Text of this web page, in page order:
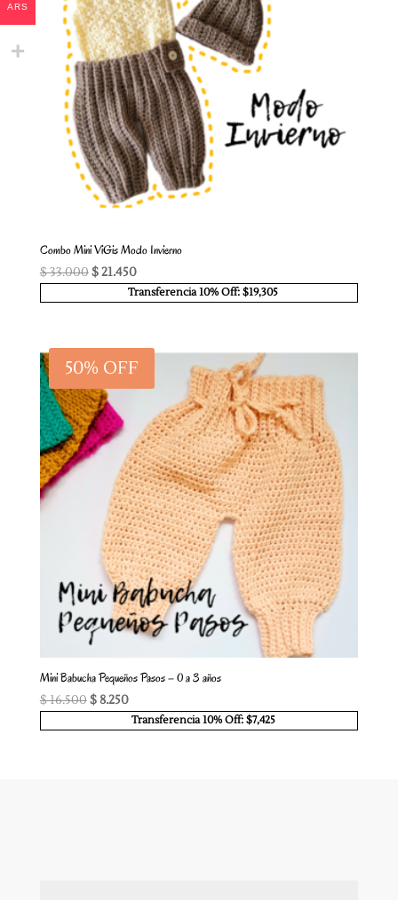
Combo Mini ViGis Modo Invierno
$33.000El
$ 33.000.
$21.450El
precio
$ 21.450.
Transferencia 10% Off: $19,305
50% OFF
Mini Babucha Pequeños Pasos – 0 a 3 años
$16.500El
$8.250El
precio
Transferencia 10% Off: $7,425
ARS